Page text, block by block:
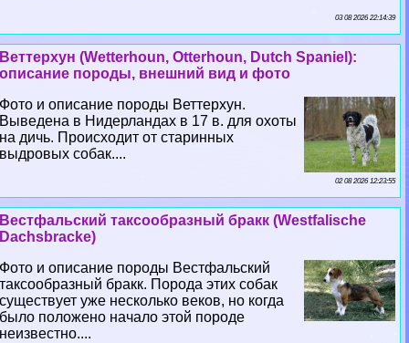
03 08 2026 22:14:39
Веттерхун (Wetterhoun, Otterhoun, Dutch Spaniel):
описание породы, внешний вид и фото
Фото и описание породы Веттерхун.
Выведена в Нидерландах в 17 в. для охоты
на дичь. Происходит от старинных
выдровых собак....
02 08 2026 12:23:55
Вестфальский таксообразный бpaкк (Westfalische
Dachsbracke)
Фото и описание породы Вестфальский
таксообразный бpaкк. Порода этих собак
существует уже несколько веков, но когда
было положено начало этой породе
неизвестно....